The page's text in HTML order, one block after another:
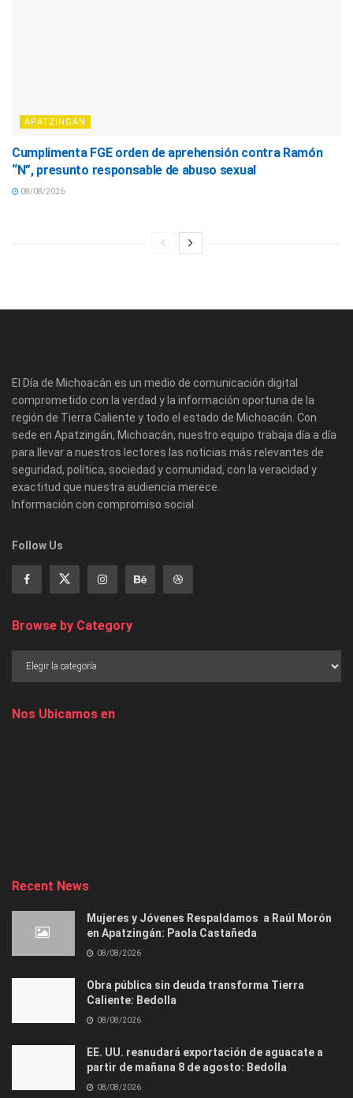
APATZINGÁN
Cumplimenta FGE orden de aprehensión contra Ramón
“N”, presunto responsable de abuso sexual
08/08/2026
El Día de Michoacán es un medio de comunicación digital
comprometido con la verdad y la información oportuna de la
región de Tierra Caliente y todo el estado de Michoacán. Con
sede en Apatzingán, Michoacán, nuestro equipo trabaja día a día
para llevar a nuestros lectores las noticias más relevantes de
seguridad, política, sociedad y comunidad, con la veracidad y
exactitud que nuestra audiencia merece.
Información con compromiso social.
Follow Us
Browse by Category
Nos Ubicamos en
Recent News
Mujeres y Jóvenes Respaldamos a Raúl Morón
en Apatzingán: Paola Castañeda
08/08/2026
Obra pública sin deuda transforma Tierra
Caliente: Bedolla
08/08/2026
EE. UU. reanudará exportación de aguacate a
partir de mañana 8 de agosto: Bedolla
08/08/2026